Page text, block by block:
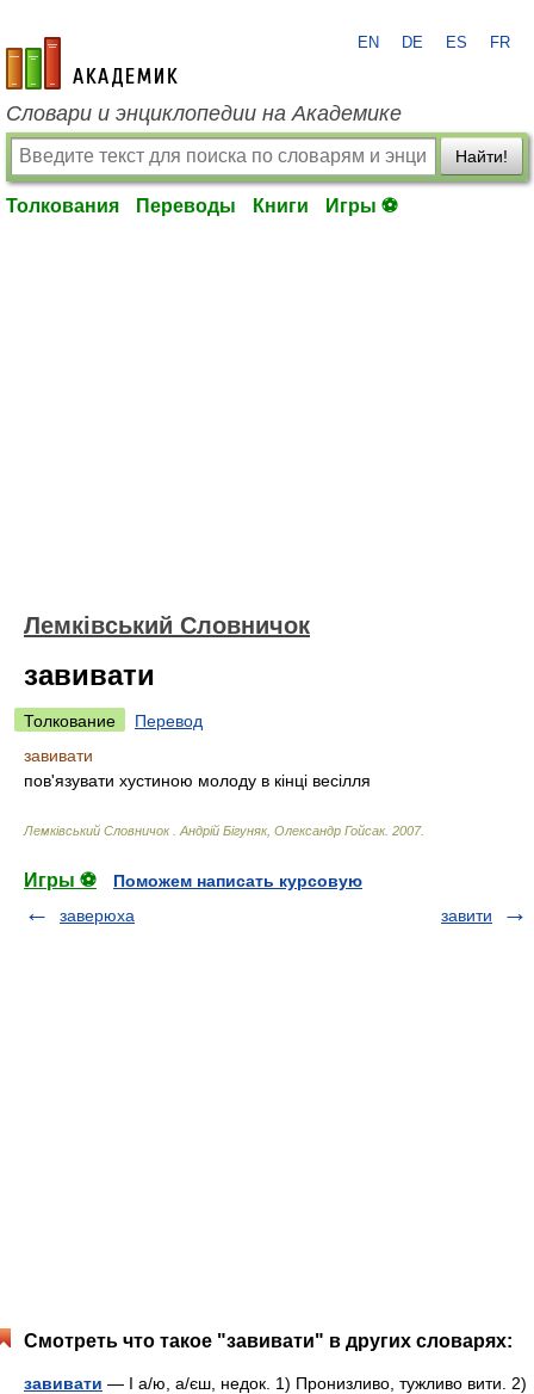
academic.ru
EN DE ES FR
Словари и энциклопедии на Академике
Найти!
Толкования Переводы Книги Игры ⚽
Лемківський Словничок
завивати
Толкование
Перевод
завивати
пов'язувати хустиною молоду в кінці весілля
Лемківський Словничок Андрій Бігуняк, Олександр Гойсак. 2007.
Игры ⚽
Поможем написать курсовую
заверюха
завити
Смотреть что такое "завивати" в других словарях:
завивати — I а/ю, а/єш, недок. 1) Пронизливо, тужливо вити. 2)